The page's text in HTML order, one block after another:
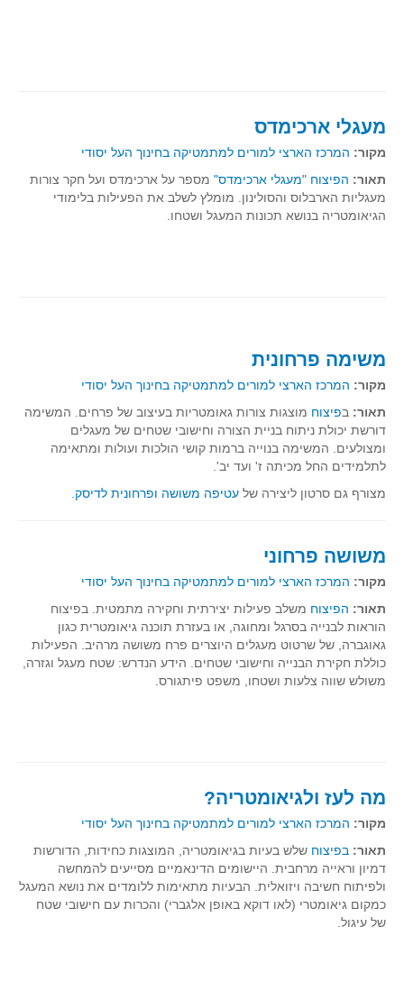
מעגלי ארכימדס
מקור: המרכז הארצי למורים למתמטיקה בחינוך העל יסודי
תאור: הפיצוח "מעגלי ארכימדס" מספר על ארכימדס ועל חקר צורות
מעגליות הארבלוס והסולינון. מומלץ לשלב את הפעילות בלימודי
הגיאומטריה בנושא תכונות המעגל ושטחו.
משימה פרחונית
מקור: המרכז הארצי למורים למתמטיקה בחינוך העל יסודי
תאור: בפיצוח מוצגות צורות גאומטריות בעיצוב של פרחים. המשימה
דורשת יכולת ניתוח בניית הצורה וחישובי שטחים של מעגלים
ומצולעים. המשימה בנוייה ברמות קושי הולכות ועולות ומתאימה
לתלמידים החל מכיתה ז' ועד יב'.
מצורף גם סרטון ליצירה של עטיפה משושה ופרחונית לדיסק
משושה פרחוני
מקור: המרכז הארצי למורים למתמטיקה בחינוך העל יסודי
תאור: הפיצוח משלב פעילות יצירתית וחקירה מתמטית. בפיצוח
הוראות לבנייה בסרגל ומחוגה, או בעזרת תוכנה גיאומטרית כגון
גאוגברה, של שרטוט מעגלים היוצרים פרח משושה מרהיב. הפעילות
כוללת חקירת הבנייה וחישובי שטחים. הידע הנדרש: שטח מעגל וגזרה,
משולש שווה צלעות ושטחו, משפט פיתגורס.
מה לעז ולגיאומטריה?
מקור: המרכז הארצי למורים למתמטיקה בחינוך העל יסודי
תאור: בפיצוח שלש בעיות בגיאומטריה, המוצגות כחידות, הדורשות
דמיון וראייה מרחבית. היישומים הדינאמיים מסייעים להמחשה
ולפיתוח חשיבה ויזואלית. הבעיות מתאימות ללומדים את נושא המעגל
כמקום גיאומטרי (לאו דוקא באופן אלגברי) והכרות עם חישובי שטח
של עיגול.